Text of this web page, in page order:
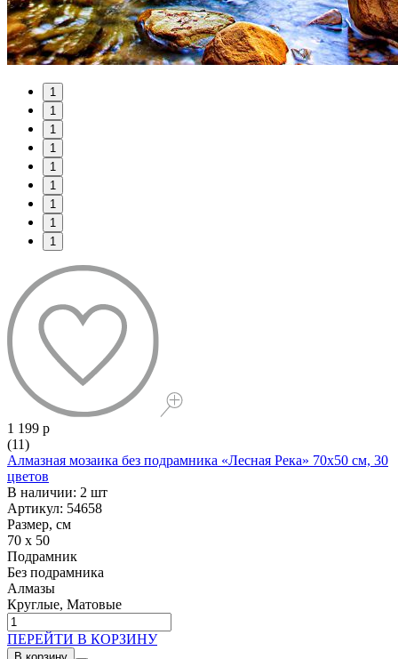
1
1
1
1
1
1
1
1
1
1 199 р
(11)
Алмазная мозаика без подрамника «Лесная Река» 70x50 см, 30
цветов
В наличии: 2 шт
Артикул: 54658
Размер, см
70 x 50
Подрамник
Без подрамника
Алмазы
Круглые, Матовые
ПЕРЕЙТИ В КОРЗИНУ